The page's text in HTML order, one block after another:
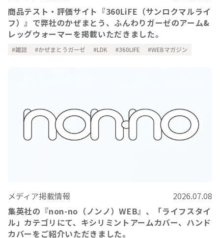
商品テスト・評価サイト『360LiFE（サンロクマルライ
フ）』で弊社のかぜまとう、ふんわりガーゼのアーム&
レッグウォーマーを掲載いただきました。
雑誌 かぜまとうガーゼ LDK 360LIFE WEBマガジン
メディア掲載情報
2026.07.08
集英社の『non-no（ノンノ）WEB』、「ライフスタイ
ル」カテゴリにて、キシリミントアームカバー、ハンド
カバーをご紹介いただきました。